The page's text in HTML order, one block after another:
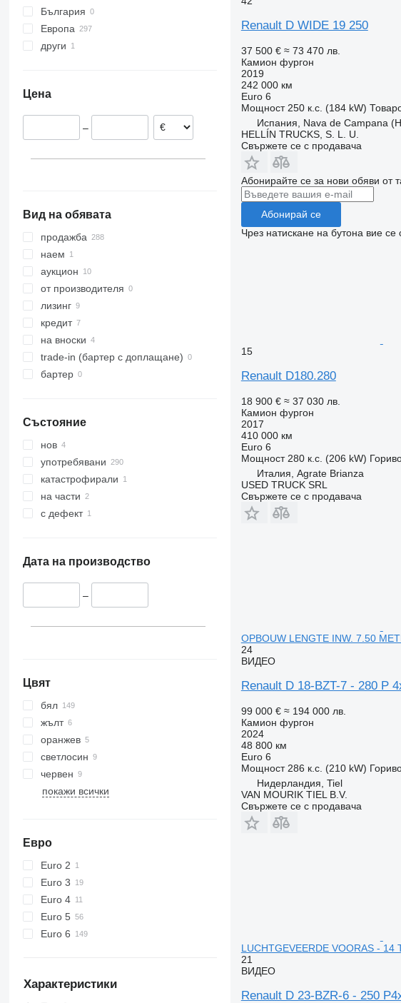
D 320
Midlum 220
Midlum 240
Midlum 270
Premium 320
Premium 330
Premium 340
Premium 430
Premium 460
T460
T480
България
Европа
Германия
Полша
други
Цена
–
Вид на обявата
продажба
наем
аукцион
от производителя
лизинг
кредит
на вноски
trade-in (бартер с доплащане)
бартер
Състояние
нов
употребявани
катастрофирали
на части
с дефект
Дата на производство
–
Цвят
бял
жълт
оранжев
светлосин
червен
покажи всички
Евро
Euro 2
Euro 3
Euro 4
Euro 5
Euro 6
Характеристики
Renault D WIDE 19 250
37 500 € ≈ 73 470 лв.
Камион фургон
2019
242 000 км
Euro 6
Мощност 250 к.с. (184 kW)
Испания, Nava de Campana
HELLÍN TRUCKS, S. L. U.
Свържете се с продавача
Абонирайте се за нови обяви от
Абонирай се
Чрез натискане на бутона вие се
15
Renault D180.280
18 900 € ≈ 37 030 лв.
Камион фургон
2017
410 000 км
Euro 6
Мощност 280 к.с. (206 kW)
Италия, Agrate Brianza
USED TRUCK SRL
Свържете се с продавача
OPBOUW LENGTE INW. 7.50
24
ВИДЕО
Renault D 18-BZT-7 - 280 P
99 000 € ≈ 194 000 лв.
Камион фургон
2024
48 800 км
Euro 6
Мощност 286 к.с. (210 kW)
Нидерландия, Tiel
VAN MOURIK TIEL B.V.
Свържете се с продавача
LUCHTGEVEERDE VOORAS - 14
21
ВИДЕО
Renault D 23-BZR-6 - 250